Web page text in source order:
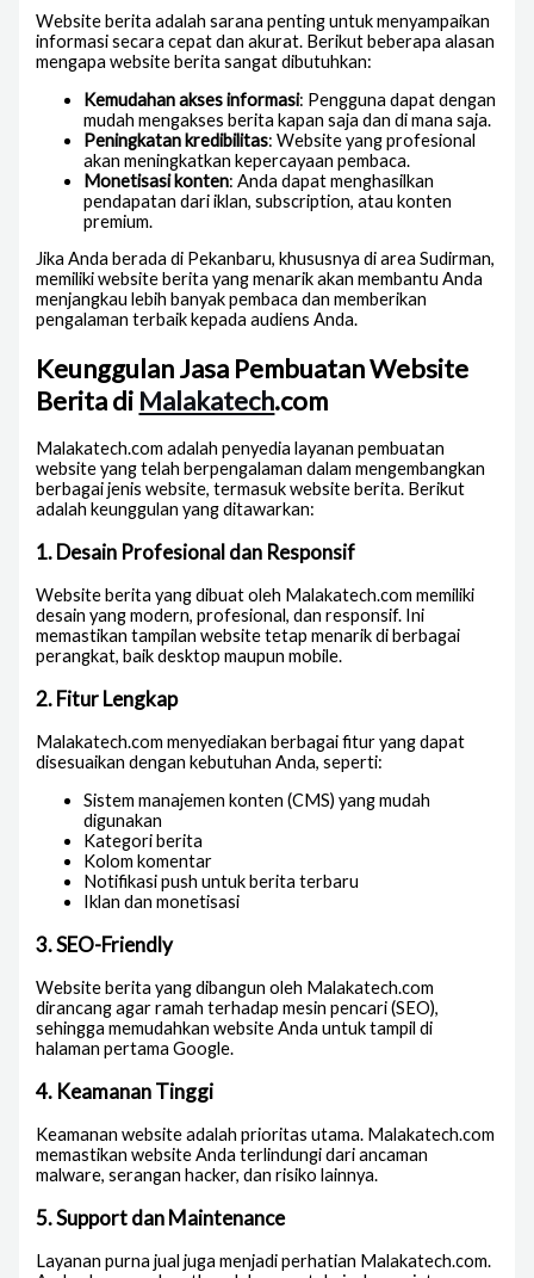
Website berita adalah sarana penting untuk menyampaikan
informasi secara cepat dan akurat. Berikut beberapa alasan
mengapa website berita sangat dibutuhkan:
Kemudahan akses informasi: Pengguna dapat dengan
mudah mengakses berita kapan saja dan di mana saja.
Peningkatan kredibilitas: Website yang profesional
akan meningkatkan kepercayaan pembaca.
Monetisasi konten: Anda dapat menghasilkan
pendapatan dari iklan, subscription, atau konten
premium.
Jika Anda berada di Pekanbaru, khususnya di area Sudirman,
memiliki website berita yang menarik akan membantu Anda
menjangkau lebih banyak pembaca dan memberikan
pengalaman terbaik kepada audiens Anda.
Keunggulan Jasa Pembuatan Website
Berita di Malakatech.com
Malakatech.com adalah penyedia layanan pembuatan
website yang telah berpengalaman dalam mengembangkan
berbagai jenis website, termasuk website berita. Berikut
adalah keunggulan yang ditawarkan:
1.Desain Profesional dan Responsif
Website berita yang dibuat oleh Malakatech.com memiliki
desain yang modern, profesional, dan responsif. Ini
memastikan tampilan website tetap menarik di berbagai
perangkat, baik desktop maupun mobile.
2.Fitur Lengkap
Malakatech.com menyediakan berbagai fitur yang dapat
disesuaikan dengan kebutuhan Anda, seperti:
Sistem manajemen konten (CMS) yang mudah
digunakan
Kategori berita
Kolom komentar
Notifikasi push untuk berita terbaru
Iklan dan monetisasi
3.SEO-Friendly
Website berita yang dibangun oleh Malakatech.com
dirancang agar ramah terhadap mesin pencari (SEO),
sehingga memudahkan website Anda untuk tampil di
halaman pertama Google.
4. Keamanan Tinggi
Keamanan website adalah prioritas utama. Malakatech.com
memastikan website Anda terlindungi dari ancaman
malware, serangan hacker, dan risiko lainnya.
5.Support dan Maintenance
Layanan purna jual juga menjadi perhatian Malakatech.com.